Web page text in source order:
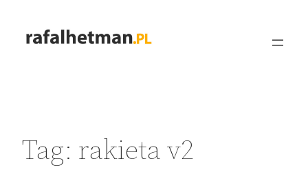
Tag: rakieta v2